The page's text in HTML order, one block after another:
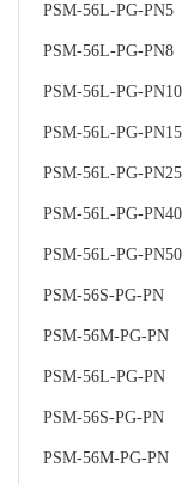
PSM-56L-PG-PN5
PSM-56L-PG-PN8
PSM-56L-PG-PN10
PSM-56L-PG-PN15
PSM-56L-PG-PN25
PSM-56L-PG-PN40
PSM-56L-PG-PN50
PSM-56S-PG-PN
PSM-56M-PG-PN
PSM-56L-PG-PN
PSM-56S-PG-PN
PSM-56M-PG-PN